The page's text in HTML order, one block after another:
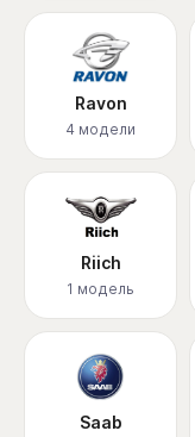
Ravon
4 модели
Riich
1 модель
Saab